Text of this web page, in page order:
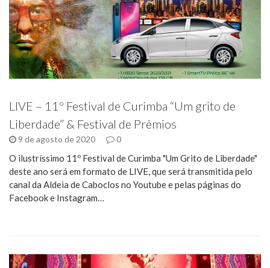
LIVE – 11º Festival de Curimba “Um grito de
Liberdade” & Festival de Prêmios
9 de agosto de 2020 0
O ilustríssimo 11º Festival de Curimba "Um Grito de Liberdade"
deste ano será em formato de LIVE, que será transmitida pelo
canal da Aldeia de Caboclos no Youtube e pelas páginas do
Facebook e Instagram…